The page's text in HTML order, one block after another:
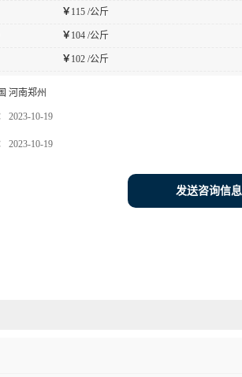
￥115 /公斤
￥104 /公斤
￥102 /公斤
河南郑州
2023-10-19
2023-10-19
发送咨询信息